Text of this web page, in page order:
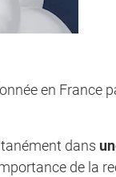
en France
dans
de la